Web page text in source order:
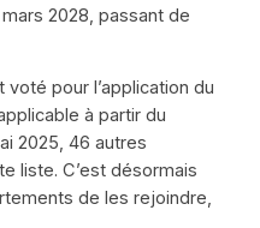
2028, passant de
pour l’application du
à partir du
2025, 46 autres
liste. C’est désormais
de les rejoindre,